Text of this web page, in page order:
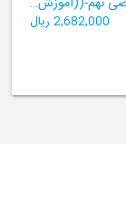
2,682,000 ریال